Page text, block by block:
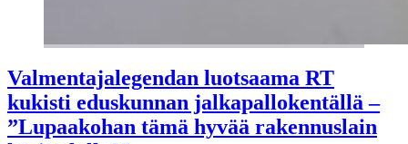
Valmentajalegendan luotsaama RT
kukisti eduskunnan jalkapallokentällä –
”Lupaakohan tämä hyvää rakennuslain